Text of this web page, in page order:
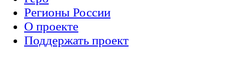
Регионы России
О проекте
Поддержать проект